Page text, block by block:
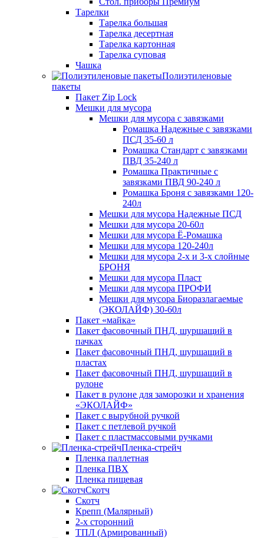
Тарелки
Тарелка большая
Тарелка десертная
Тарелка картонная
Тарелка суповая
Чашка
Полиэтиленовые
пакеты
Пакет Zip Lock
Мешки для мусора
Мешки для мусора с завязками
Ромашка Надежные с завязками
ПСД 35-60 л
Ромашка Стандарт с завязками
ПВД 35-240 л
Ромашка Практичные с
завязками ПВД 90-240 л
Ромашка Броня с завязками 120-
240л
Мешки для мусора Надежные ПСД
Мешки для мусора 20-60л
Мешки для мусора Ё-Ромашка
Мешки для мусора 120-240л
Мешки для мусора 2-х и 3-х слойные
БРОНЯ
Мешки для мусора Пласт
Мешки для мусора ПРОФИ
Мешки для мусора Биоразлагаемые
(ЭКОЛАЙФ) 30-60л
Пакет «майка»
Пакет фасовочный ПНД, шуршащий в
пачках
Пакет фасовочный ПНД, шуршащий в
пластах
Пакет фасовочный ПНД, шуршащий в
рулоне
Пакет в рулоне для заморозки и хранения
«ЭКОЛАЙФ»
Пакет с вырубной ручкой
Пакет с петлевой ручкой
Пакет с пластмассовыми ручками
Пленка-стрейч
Пленка паллетная
Пленка ПВХ
Пленка пищевая
Скотч
Скотч
Крепп (Малярный)
2-х сторонний
ТПЛ (Армированный)